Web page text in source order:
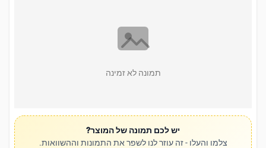
תמונה לא זמינה
יש לכם תמונה של המוצר?
צלמו והעלו - זה עוזר לנו לשפר את התמונות וההשוואות.